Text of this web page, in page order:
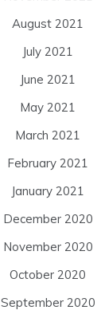
August 2021
July 2021
June 2021
May 2021
March 2021
February 2021
January 2021
December 2020
November 2020
October 2020
September 2020